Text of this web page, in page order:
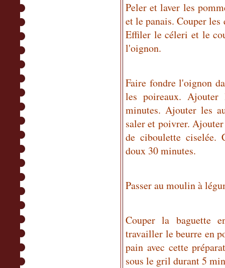
Peler et laver les
et le panais. Couper
Effiler le céleri et le
l'oignon.
Faire fondre l'oignon
les poireaux.
minutes. Ajouter les
saler et poivrer.
de ciboulette
doux 30 minutes.
Passer au moulin à
Couper la baguette
travailler le beurre en
pain avec cette
sous le gril durant 5